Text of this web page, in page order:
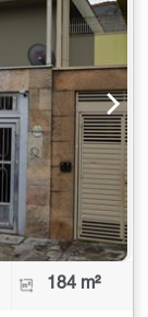
184 m²